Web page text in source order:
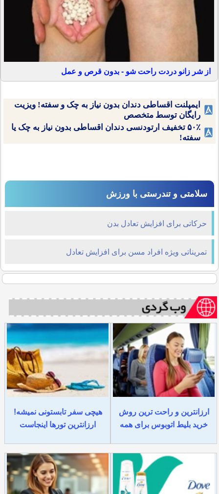
از شر زانو دردت راحت شو - بدون قرص و عمل
ایمپلنت اقساطی دندان بدون نیاز به چک و سفته! ویزیت
رایگان توسط متخصص
۵۰٪ تخفیف ارتودنسی دندان اقساطی بدون نیاز به چک یا
سفته!
سلامتی و تندرستی با ورزش
حرکاتی برای افزایش تعادل بدن
تمریناتی ویژه افراد مسن برای افزایش تعادل
ارزانترین و راحت ترین روش
خرید بلیط اتوبوس برای همه
هیچی سفر تابستونی نمیشه!
ارزانترین تورها اینجاست